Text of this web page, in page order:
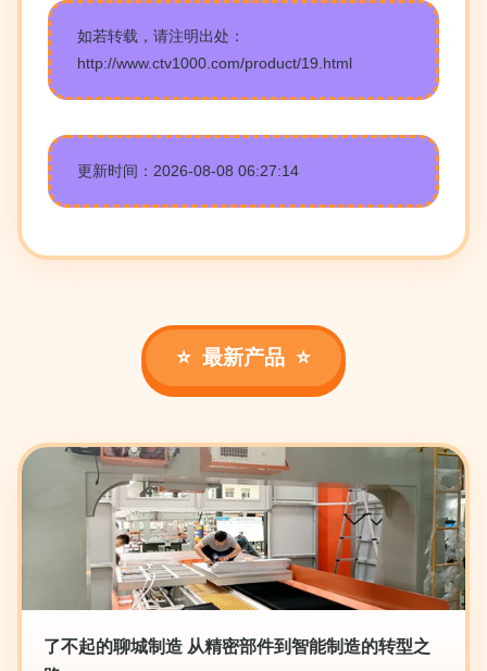
如若转载，请注明出处：
http://www.ctv1000.com/product/19.html
更新时间：2026-08-08 06:27:14
最新产品
了不起的聊城制造 从精密部件到智能制造的转型之